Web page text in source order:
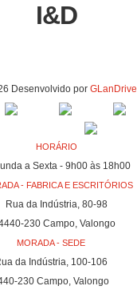
I&D
Desenvolvido por GLanDrive
HORÁRIO
a Sexta - 9h00 às 18h00
- FABRICA E ESCRITÓRIOS
Rua da Indústria, 80-98
230 Campo, Valongo
MORADA - SEDE
da Indústria, 100-106
230 Campo, Valongo